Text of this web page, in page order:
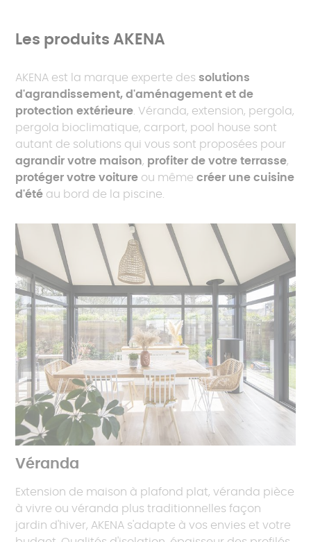
Les produits AKENA
AKENA est la marque experte dessolutions
d'agrandissement, d'aménagement et de
protection extérieure . Véranda, extension, pergola,
pergola bioclimatique, carport, pool house sont
autant de solutions qui vous sont proposées pour
agrandir votre maison, profiter de votre terrasse,
protéger votre voiture ou mêmecréer une cuisine
d'été au bord de la piscine.
Véranda
Extension de maison à plafond plat, véranda pièce
à vivre ou véranda plus traditionnelles façon
jardin d'hiver, AKENA s'adapte à vos envies et votre